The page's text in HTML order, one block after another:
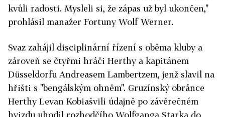
kvůli radosti. Mysleli si, že zápas už byl ukončen,"
prohlásil manažer Fortuny Wolf Werner.
Svaz zahájil disciplinární řízení s oběma kluby a
zároveň se čtyřmi hráči Herthy a kapitánem
Düsseldorfu Andreasem Lambertzem, jenž slavil na
hřišti s "bengálským ohněm". Gruzínský obránce
Herthy Levan Kobiašvili údajně po závěrečném
hvizdu uhodil rozhodčího Wolfganga Starka do